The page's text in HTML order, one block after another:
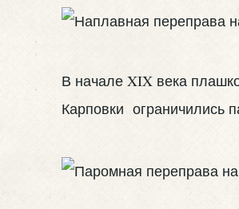
В начале XIX века
Карповки ограничились